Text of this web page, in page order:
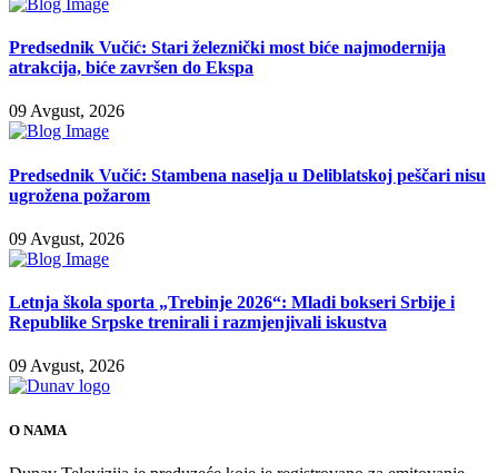
Predsednik Vučić: Stari železnički most biće najmodernija
atrakcija, biće završen do Ekspa
09 Avgust, 2026
Predsednik Vučić: Stambena naselja u Deliblatskoj peščari nisu
ugrožena požarom
09 Avgust, 2026
Letnja škola sporta „Trebinje 2026“: Mladi bokseri Srbije i
Republike Srpske trenirali i razmjenjivali iskustva
09 Avgust, 2026
O NAMA